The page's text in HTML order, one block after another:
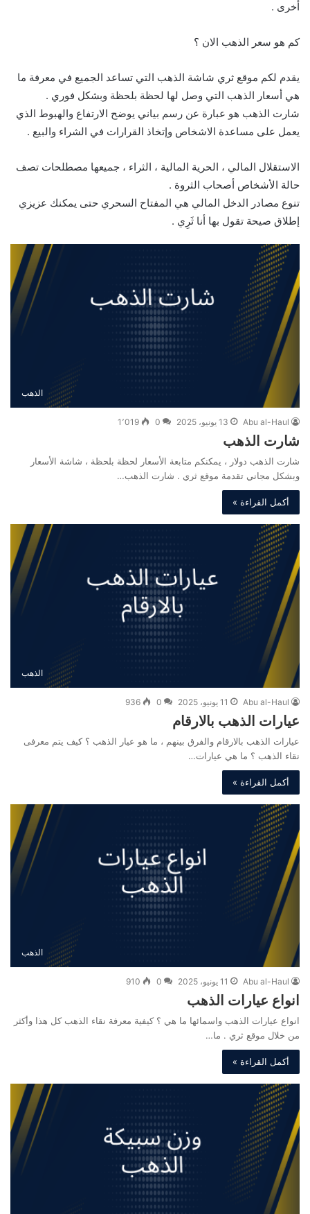
أخرى .
كم هو سعر الذهب الان ؟
يقدم لكم موقع ثري شاشة الذهب التي تساعد الجميع في معرفة ما
هي أسعار الذهب التي وصل لها لحظة بلحظة وبشكل فوري .
شارت الذهب هو عبارة عن رسم بياني يوضح الارتفاع والهبوط الذي
يعمل على مساعدة الاشخاص وإتخاذ القرارات في الشراء والبيع .
الاستقلال المالي ، الحرية المالية ، الثراء ، جميعها مصطلحات تصف
حالة الأشخاص أصحاب الثروة .
تنوع مصادر الدخل المالي هي المفتاح السحري حتى يمكنك عزيزي
إطلاق صيحة تقول بها أنا ثَرِي .
الذهب
Abu al-Haul 13 يونيو، 2025 0 1٬019
شارت الذهب
شارت الذهب دولار ، يمكنكم متابعة الأسعار لحظة بلحظة ، شاشة الأسعار
وبشكل مجاني تقدمة موقع ثري . شارت الذهب…
أكمل القراءة »
الذهب
Abu al-Haul 11 يونيو، 2025 0
936
عيارات الذهب بالارقام
عيارات الذهب بالارقام والفرق بينهم ، ما هو عيار الذهب ؟ كيف يتم معرفى
نقاء الذهب ؟ ما هي عيارات…
أكمل القراءة »
الذهب
Abu al-Haul 11 يونيو، 2025 0
910
انواع عيارات الذهب
انواع عيارات الذهب واسمائها ما هي ؟ كيفية معرفة نقاء الذهب كل هذا وأكثر
من خلال موقع ثري . ما…
أكمل القراءة »